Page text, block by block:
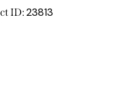
ID:23813